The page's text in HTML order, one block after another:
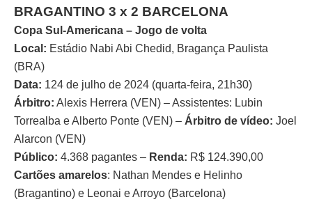
BRAGANTINO 3 x 2 BARCELONA
Copa Sul-Americana – Jogo de volta
Local: Estádio Nabi Abi Chedid, Bragança Paulista
(BRA)
Data: 124 de julho de 2024 (quarta-feira, 21h30)
Árbitro: Alexis Herrera (VEN) – Assistentes: Lubin
Torrealba e Alberto Ponte (VEN) – Árbitro de vídeo: Joel
Alarcon (VEN)
Público: 4.368 pagantes – Renda: R$ 124.390,00
Cartões amarelos: Nathan Mendes e Helinho
(Bragantino) e Leonai e Arroyo (Barcelona)